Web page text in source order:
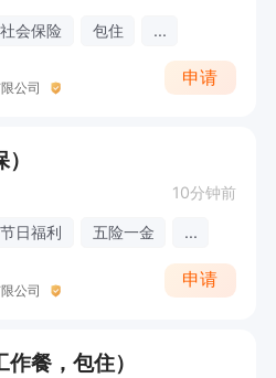
社会保险 包住 ...
公司
申请
10分钟前
节日福利 五险一金 ...
公司
申请
餐，包住）